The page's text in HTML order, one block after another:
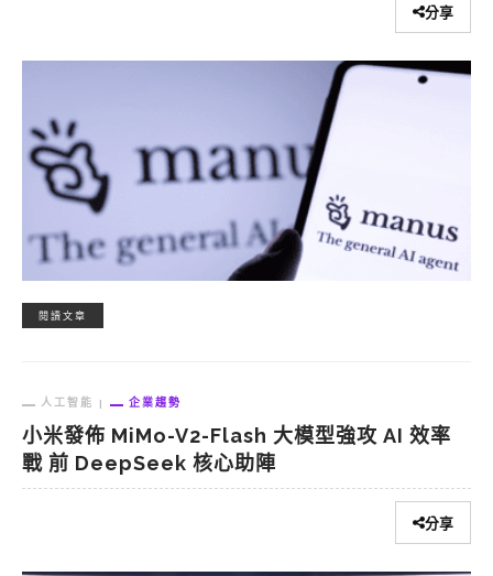
分享
閱讀文章
人工智能 企業趨勢
小米發佈 MiMo-V2-Flash 大模型強攻 AI 效率
戰 前 DeepSeek 核心助陣
分享